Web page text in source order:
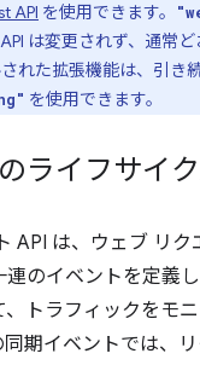
API を使用できます。
は変更されず、通常
れた拡張機能は、引き
を使用できます。
ライフサイ
API は、ウェブ リ
のイベントを定義
、トラフィックをモ
期イベントでは、